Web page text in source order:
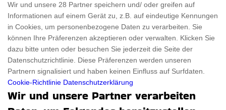
Für Haustiere
ThanksGiving
Rabattcode
Trendiger Rabattcode
Black Friday
Ein Produkt einreichen
Kontakt
Datenschutz­erklärung
Datenschutz­erklärung
Wir und unsere 28 Partner speichern und/ oder greifen auf
Informationen auf einem Gerät zu, z.B. auf eindeutige Kennungen
in Cookies, um personenbezogene Daten zu verarbeiten. Sie
können Ihre Präferenzen akzeptieren oder verwalten. Klicken Sie
dazu bitte unten oder besuchen Sie jederzeit die Seite der
Datenschutzrichtlinie. Diese Präferenzen werden unseren
Partnern signalisiert und haben keinen Einfluss auf Surfdaten.
Cookie-Richtlinie Datenschutzerklärung
Wir und unsere Partner verarbeiten